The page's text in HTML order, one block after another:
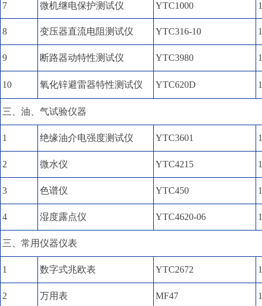
7 微机继电保护测试仪 YTC1000
8 变压器直流电阻测试仪 YTC316-10
9 断路器动特性测试仪 YTC3980
10 氧化锌避雷器特性测试仪 YTC620D
三、油、气试验仪器
1 绝缘油介电强度测试仪 YTC3601
2 微水仪 YTC4215
3 色谱仪 YTC450
4 湿度露点仪 YTC4620-06
三、常用仪器仪表
1 数字式兆欧表 YTC2672
2 万用表 MF47